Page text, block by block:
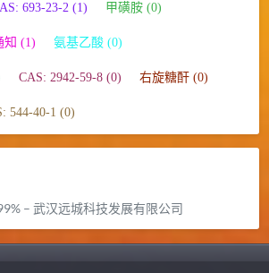
693-23-2 (1) 甲磺胺 (0)
知 (1) 氨基乙酸 (0)
CAS: 2942-59-8 (0) 右旋糖酐 (0)
544-40-1 (0)
– 武汉远城科技发展有限公司